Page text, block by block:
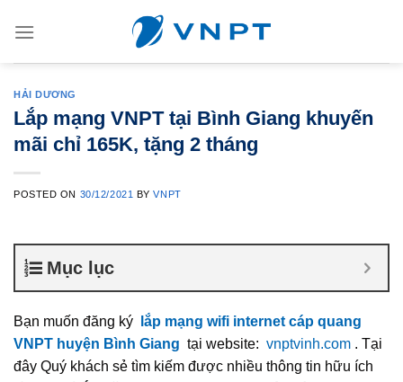
HẢI DƯƠNG
Lắp mạng VNPT tại Bình Giang khuyến
mãi chỉ 165K, tặng 2 tháng
POSTED ON 30/12/2021 BYVNPT
Mục lục
Bạn muốn đăng ký
lắp mạng wifi internet cáp quang
VNPT huyện Bình Giang tại website: vnptvinh.com . Tại
đây Quý khách sẻ tìm kiếm được nhiều thông tin hữu ích